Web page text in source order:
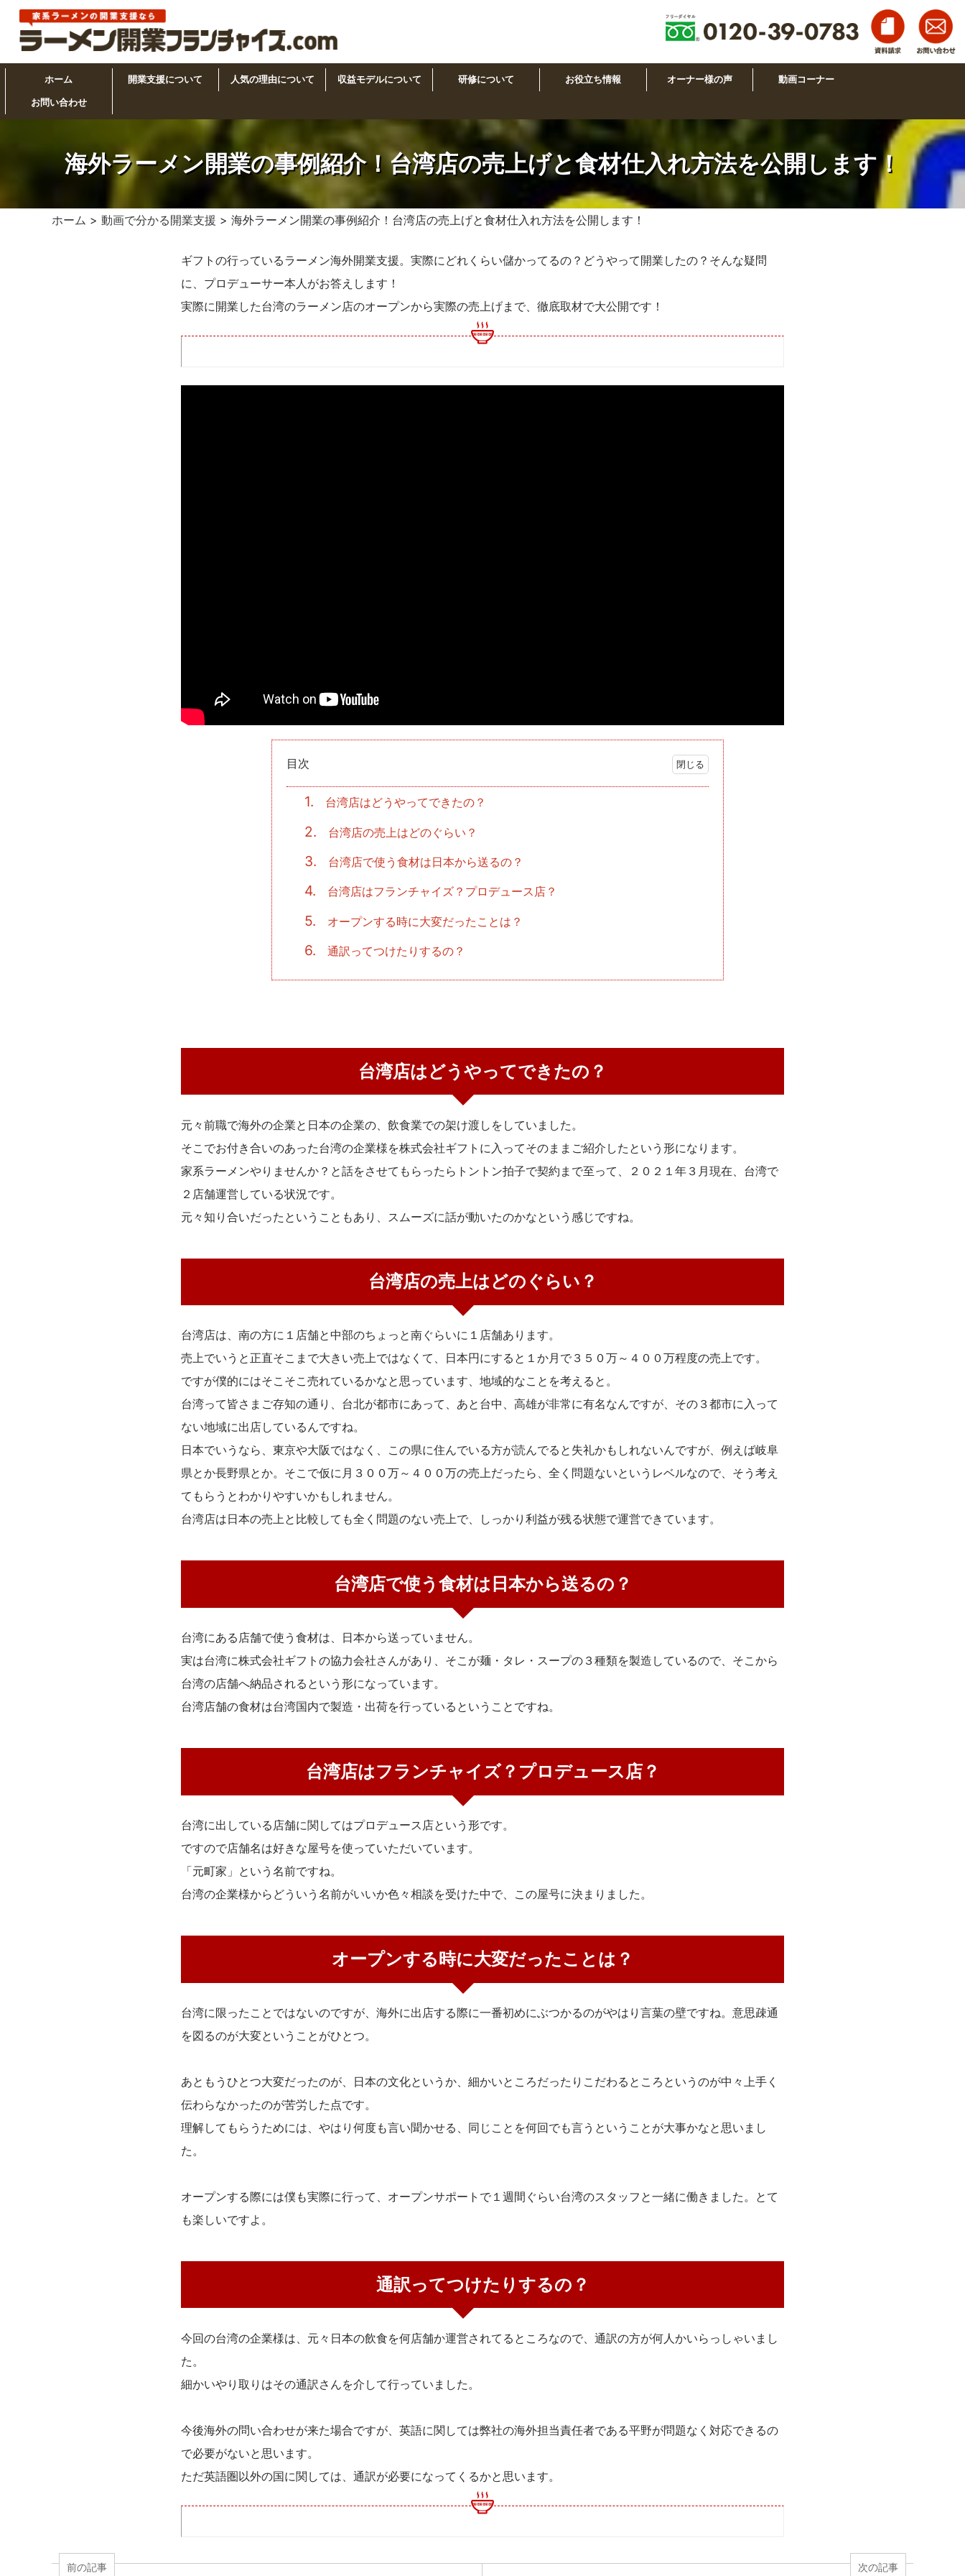
ホーム 開業支援について 人気の理由について 収益モデルについて 研修について お役立ち情報 オーナー様の声 動画コーナー
お問い合わせ
海外ラーメン開業の事例紹介！台湾店の売上げと食材仕入れ方法を公開します！
ホーム > 動画で分かる開業支援 > 海外ラーメン開業の事例紹介！台湾店の売上げと食材仕入れ方法を公開します！
ギフトの行っているラーメン海外開業支援。実際にどれくらい儲かってるの？どうやって開業したの？そんな疑問
に、プロデューサー本人がお答えします！
実際に開業した台湾のラーメン店のオープンから実際の売上げまで、徹底取材で大公開です！
目次
1. 台湾店はどうやってできたの？
2. 台湾店の売上はどのぐらい？
3. 台湾店で使う食材は日本から送るの？
4. 台湾店はフランチャイズ？プロデュース店？
5. オープンする時に大変だったことは？
6. 通訳ってつけたりするの？
台湾店はどうやってできたの？
元々前職で海外の企業と日本の企業の、飲食業での架け渡しをしていました。
そこでお付き合いのあった台湾の企業様を株式会社ギフトに入ってそのままご紹介したという形になります。
家系ラーメンやりませんか？と話をさせてもらったらトントン拍子で契約まで至って、２０２１年３月現在、台湾で
２店舗運営している状況です。
元々知り合いだったということもあり、スムーズに話が動いたのかなという感じですね。
台湾店の売上はどのぐらい？
台湾店は、南の方に１店舗と中部のちょっと南ぐらいに１店舗あります。
売上でいうと正直そこまで大きい売上ではなくて、日本円にすると１か月で３５０万～４００万程度の売上です。
ですが僕的にはそこそこ売れているかなと思っています、地域的なことを考えると。
台湾って皆さまご存知の通り、台北が都市にあって、あと台中、高雄が非常に有名なんですが、その３都市に入って
ない地域に出店しているんですね。
日本でいうなら、東京や大阪ではなく、この県に住んでいる方が読んでると失礼かもしれないんですが、例えば岐阜
県とか長野県とか。そこで仮に月３００万～４００万の売上だったら、全く問題ないというレベルなので、そう考え
てもらうとわかりやすいかもしれません。
台湾店は日本の売上と比較しても全く問題のない売上で、しっかり利益が残る状態で運営できています。
台湾店で使う食材は日本から送るの？
台湾にある店舗で使う食材は、日本から送っていません。
実は台湾に株式会社ギフトの協力会社さんがあり、そこが麺・タレ・スープの３種類を製造しているので、そこから
台湾の店舗へ納品されるという形になっています。
台湾店舗の食材は台湾国内で製造・出荷を行っているということですね。
台湾店はフランチャイズ？プロデュース店？
台湾に出している店舗に関してはプロデュース店という形です。
ですので店舗名は好きな屋号を使っていただいています。
「元町家」という名前ですね。
台湾の企業様からどういう名前がいいか色々相談を受けた中で、この屋号に決まりました。
オープンする時に大変だったことは？
台湾に限ったことではないのですが、海外に出店する際に一番初めにぶつかるのがやはり言葉の壁ですね。意思疎通
を図るのが大変ということがひとつ。
あともうひとつ大変だったのが、日本の文化というか、細かいところだったりこだわるところというのが中々上手く
伝わらなかったのが苦労した点です。
理解してもらうためには、やはり何度も言い聞かせる、同じことを何回でも言うということが大事かなと思いまし
た。
オープンする際には僕も実際に行って、オープンサポートで１週間ぐらい台湾のスタッフと一緒に働きました。とて
も楽しいですよ。
通訳ってつけたりするの？
今回の台湾の企業様は、元々日本の飲食を何店舗か運営されてるところなので、通訳の方が何人かいらっしゃいまし
た。
細かいやり取りはその通訳さんを介して行っていました。
今後海外の問い合わせが来た場合ですが、英語に関しては弊社の海外担当責任者である平野が問題なく対応できるの
で必要がないと思います。
ただ英語圏以外の国に関しては、通訳が必要になってくるかと思います。
前の記事 次の記事